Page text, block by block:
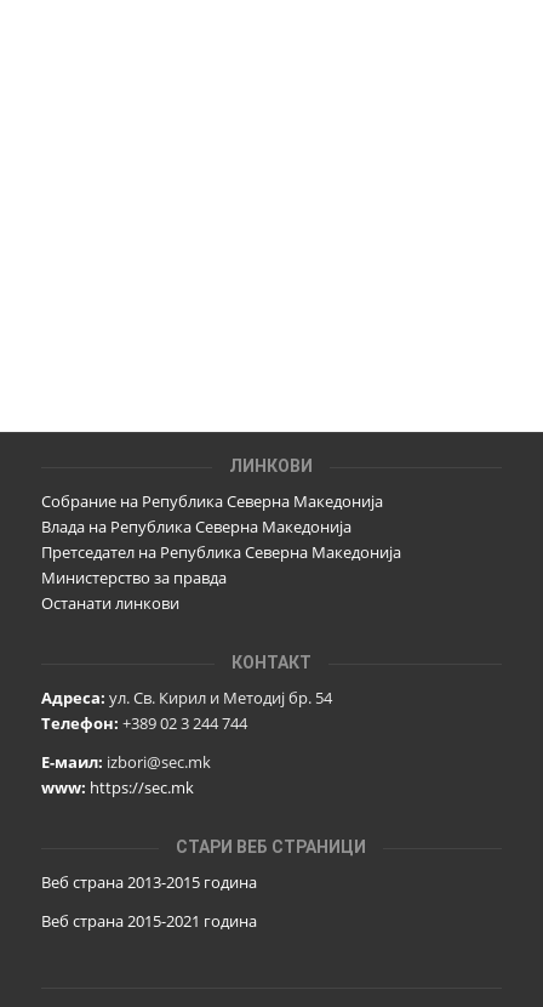
ЛИНКОВИ
Собрание на Република Северна Македонија
Влада на Република Северна Македонија
Претседател на Република Северна Македонија
Министерство за правда
Останати линкови
КОНТАКТ
Адреса: ул. Св. Кирил и Методиј бр. 54
Телефон: +389 02 3 244 744
Е-маил: izbori@sec.mk
www: https://sec.mk
СТАРИ ВЕБ СТРАНИЦИ
Веб страна 2013-2015 година
Веб страна 2015-2021 година